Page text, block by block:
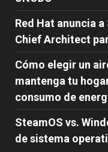
Red Hat anuncia
Chief Architect
Cómo elegir un
mantenga tu
consumo de
SteamOS vs.
de sistema